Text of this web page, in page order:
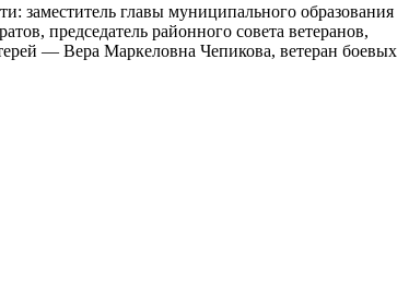
заместитель главы муниципального образования
председатель районного совета ветеранов,
— Вера Маркеловна Чепикова, ветеран боевых